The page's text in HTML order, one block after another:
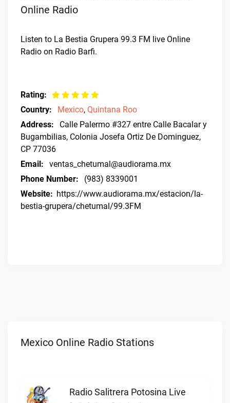
Online Radio
Listen to La Bestia Grupera 99.3 FM live Online
Radio on Radio Barfi.
Rating:
Country:
Mexico, Quintana Roo
Address:
Calle Palermo #327 entre Calle Bacalar y
Bugambilias, Colonia Josefa Ortiz De Dominguez,
CP 77036
Email:
ventas_chetumal@audiorama.mx
Phone Number:
(983) 8339001
Website: https://www.audiorama.mx/estacion/la-
bestia-grupera/chetumal/99.3FM
Mexico Online Radio Stations
Radio Salitrera Potosina Live